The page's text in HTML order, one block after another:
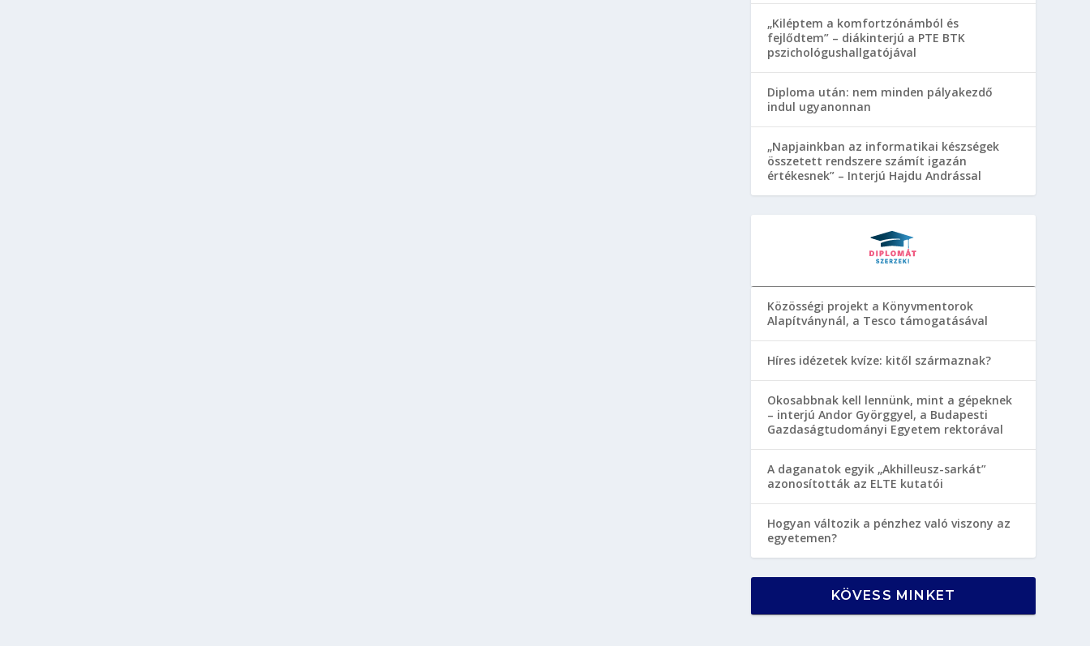
„Kiléptem a komfortzónámból és
fejlődtem” – diákinterjú a PTE BTK
pszichológushallgatójával
Diploma után: nem minden pályakezdő
indul ugyanonnan
„Napjainkban az informatikai készségek
összetett rendszere számít igazán
értékesnek” – Interjú Hajdu Andrással
Közösségi projekt a Könyvmentorok
Alapítványnál, a Tesco támogatásával
Híres idézetek kvíze: kitől származnak?
Okosabbnak kell lennünk, mint a gépeknek
– interjú Andor Györggyel, a Budapesti
Gazdaságtudományi Egyetem rektorával
A daganatok egyik „Akhilleusz-sarkát”
azonosították az ELTE kutatói
Hogyan változik a pénzhez való viszony az
egyetemen?
KÖVESS MINKET